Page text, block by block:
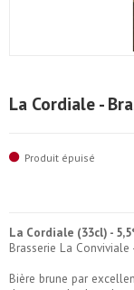
La Cordiale -
Produit épuisé
La Cordiale (33cl) -
Brasserie La
Bière brune par